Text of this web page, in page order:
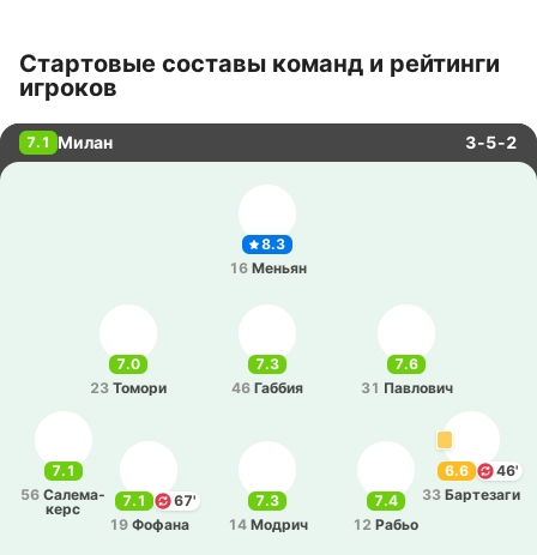
Стартовые составы команд и рейтинги
игроков
7.1 Милан 3-5-2
8.3
16 Меньян
7.3
46 Габбия
7.0
23 Томори
7.6
31 Па­вло­вич
6.6
46'
33 Ба­рте­за­ги
7.3
14 Модрич
7.1
67'
19 Фофана
7.1
56 Са­ле­ма­
керс
7.4
12 Рабьо